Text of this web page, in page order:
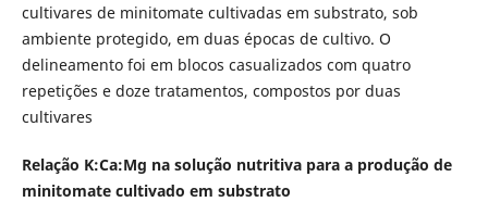
cultivares de minitomate cultivadas em substrato, sob
ambiente protegido, em duas épocas de cultivo. O
delineamento foi em blocos casualizados com quatro
repetições e doze tratamentos, compostos por duas
cultivares
Relação K:Ca:Mg na solução nutritiva para a produção de
minitomate cultivado em substrato